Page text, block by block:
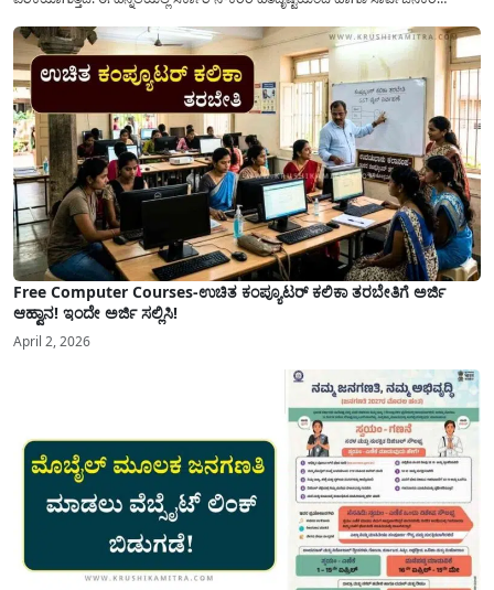
ಮತ್ತು ಕಲ್ಯಾಣ ಕರ್ನಾಟಕದ ಒಟ್ಟು 9 ಜಿಲ್ಲೆಗಳಲ್ಲಿ ಏಪ್ರಿಲ್...
Free Computer Courses-ಉಚಿತ ಕಂಪ್ಯೂಟರ್ ಕಲಿಕಾ ತರಬೇತಿಗೆ ಅರ್ಜಿ
ಆಹ್ವಾನ! ಇಂದೇ ಅರ್ಜಿ ಸಲ್ಲಿಸಿ!
April 2, 2026